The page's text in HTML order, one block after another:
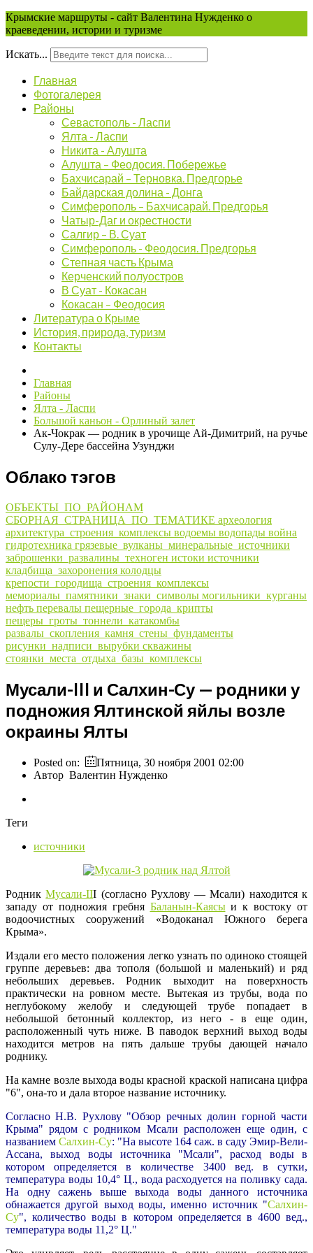
Крымские маршруты - сайт Валентина Нужденко о
краеведении, истории и туризме
Искать...
Главная
Фотогалерея
Районы
Севастополь - Ласпи
Ялта - Ласпи
Никита - Алушта
Алушта – Феодосия. Побережье
Бахчисарай – Терновка. Предгорье
Байдарская долина - Донга
Симферополь – Бахчисарай. Предгорья
Чатыр-Даг и окрестности
Салгир – В. Суат
Симферополь - Феодосия. Предгорья
Степная часть Крыма
Керченский полуостров
В Суат - Кокасан
Кокасан – Феодосия
Литература о Крыме
История, природа, туризм
Контакты
Главная
Районы
Ялта - Ласпи
Большой каньон - Орлиный залет
Ак-Чокрак — родник в урочище Ай-Димитрий, на ручье
Сулу-Дере бассейна Узунджи
Облако тэгов
ОБЪЕКТЫ_ПО_РАЙОНАМ
СБОРНАЯ_СТРАНИЦА_ПО_ТЕМАТИКЕ археология
архитектура_строения_комплексы водоемы водопады война
гидротехника грязевые_вулканы_минеральные_источники
заброшенки_развалины_техноген истоки источники
кладбища_захоронения колодцы
крепости_городища_строения_комплексы
мемориалы_памятники_знаки_символы могильники_курганы
нефть перевалы пещерные_города_крипты
пещеры_гроты_тоннели_катакомбы
развалы_скопления_камня_стены_фундаменты
рисунки_надписи_вырубки скважины
стоянки_места_отдыха_базы_комплексы
Мусали-III и Салхин-Су — родники у
подножия Ялтинской яйлы возле
окраины Ялты
Posted on:
Пятница, 30 ноября 2001 02:00
Автор Валентин Нужденко
Теги
источники
РодникМусали-III (согласно Рухлову — Мсали) находится к
западу от подножия гребня Баланын-Каясыи к востоку от
водоочистных сооружений «Водоканал Южного берега
Крыма».
Издали его место положения легко узнать по одиноко стоящей
группе деревьев: два тополя (большой и маленький) и ряд
небольших деревьев. Родник выходит на поверхность
практически на ровном месте. Вытекая из трубы, вода по
неглубокому желобу и следующей трубе попадает в
небольшой бетонный коллектор, из него - в еще один,
расположенный чуть ниже. В паводок верхний выход воды
находится метров на пять дальше трубы дающей начало
роднику.
На камне возле выхода воды красной краской написана цифра
"6", она-то и дала второе название источнику.
Согласно Н.В. Рухлову "Обзор речных долин горной части
Крыма" рядом с родником Мсали расположен еще один, с
названием Салхин-Су: "На высоте 164 саж. в саду Эмир-Вели-
Ассана, выход воды источника "Мсали", расход воды в
котором определяется в количестве 3400 вед. в сутки,
температура воды 10,4° Ц., вода расходуется на поливку сада.
На одну сажень выше выхода воды данного источника
обнажается другой выход воды, именно источник "Салхин-
Су", количество воды в котором определяется в 4600 вед.,
температура воды 11,2° Ц."